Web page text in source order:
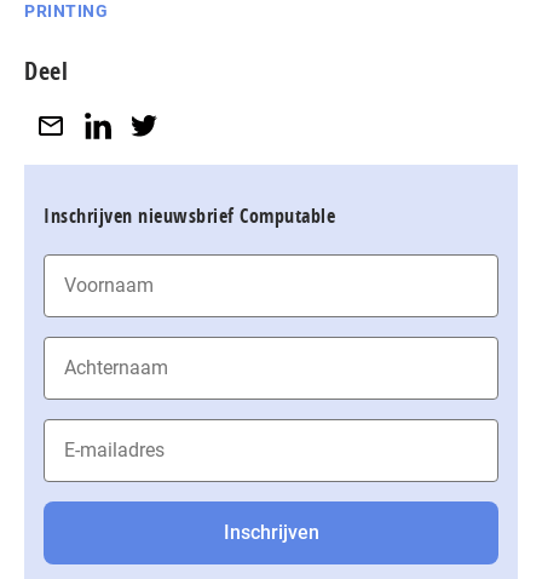
PRINTING
Deel
Inschrijven nieuwsbrief Computable